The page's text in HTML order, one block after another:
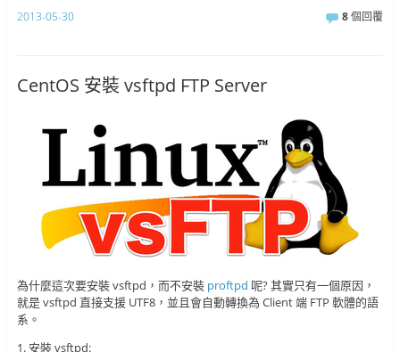
2013-05-30 8個回覆
CentOS 安裝 vsftpd FTP Server
為什麼這次要安裝 vsftpd，而不安裝 proftpd 呢? 其實只有一個原因，
就是 vsftpd 直接支援 UTF8，並且會自動轉換為 Client 端 FTP 軟體的語
系。
1. 安裝 vsftpd: